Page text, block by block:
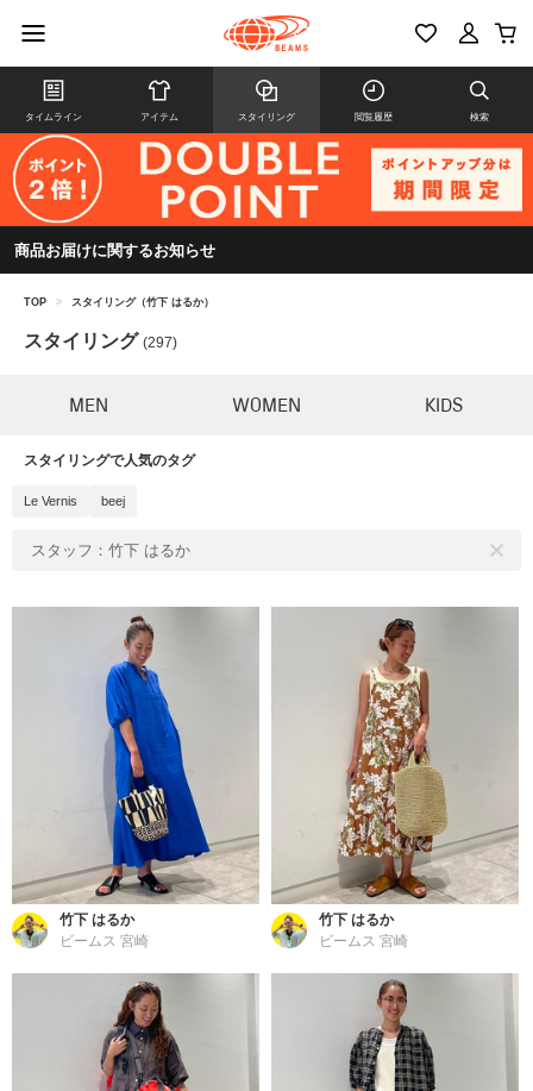
タイムライン アイテム スタイリング 閲覧履歴 検索
商品お届けに関するお知らせ
TOP > スタイリング（竹下 はるか）
スタイリング (297)
MEN WOMEN KIDS
スタイリングで人気のタグ
Le Vernis beej
スタッフ：竹下 はるか
竹下 はるか
ビームス 宮崎
竹下 はるか
ビームス 宮崎